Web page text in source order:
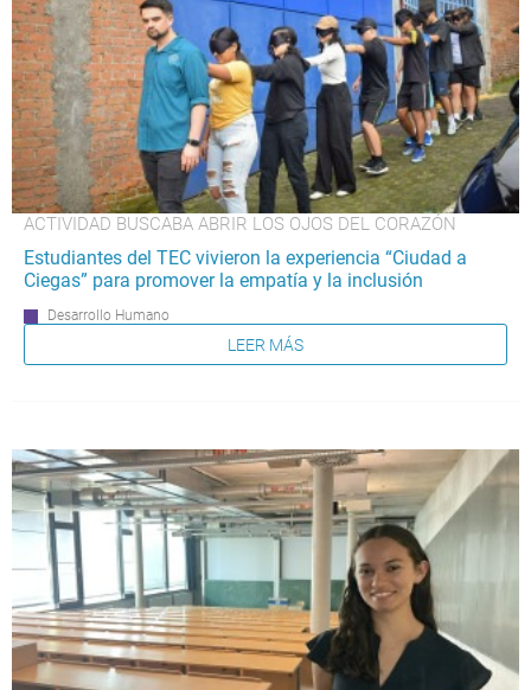
ACTIVIDAD BUSCABA ABRIR LOS OJOS DEL CORAZÓN
Estudiantes del TEC vivieron la experiencia “Ciudad a
Ciegas” para promover la empatía y la inclusión
Desarrollo Humano
LEER MÁS